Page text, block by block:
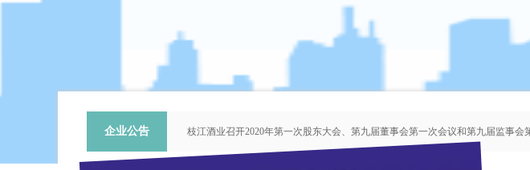
企业公告
枝江酒业召开2020年第一次股东大会、第九届董事会第一次会议和第九届监事会
关于提名推荐第六届中国青年科技工作者协会会员人选的公示
枝江酒业召开2018年第二次股东大会、第八届董事会第一次会议和第八届监事会